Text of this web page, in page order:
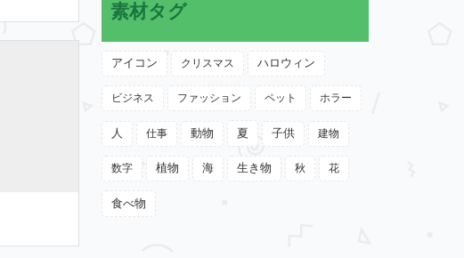
素材タグ
アイコン クリスマス ハロウィン
ビジネス ファッション ペット ホラー
人 仕事 動物 夏 子供 建物
数字 植物 海 生き物 秋 花
食べ物